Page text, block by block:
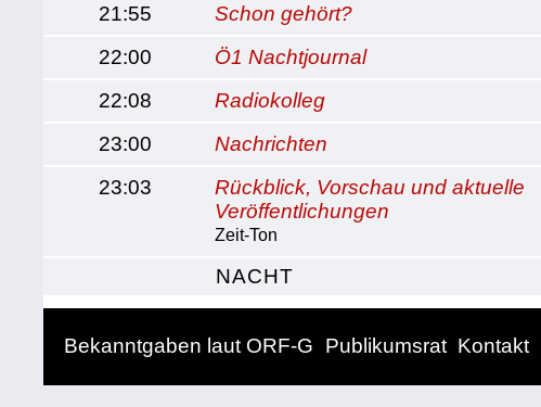
21:55
Schon gehört?
22:00
Ö1 Nachtjournal
22:08
Radiokolleg
23:00
Nachrichten
23:03
Rückblick, Vorschau und aktuelle
Veröffentlichungen
Zeit-Ton
NACHT
Bekanntgaben laut ORF-G Publikumsrat Kontakt